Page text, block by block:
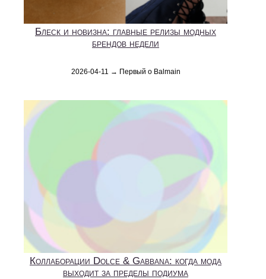
Блеск и новизна: главные релизы модных
брендов недели
2026-04-11 → Первый о Balmain
Коллаборации Dolce & Gabbana: когда мода
выходит за пределы подиума